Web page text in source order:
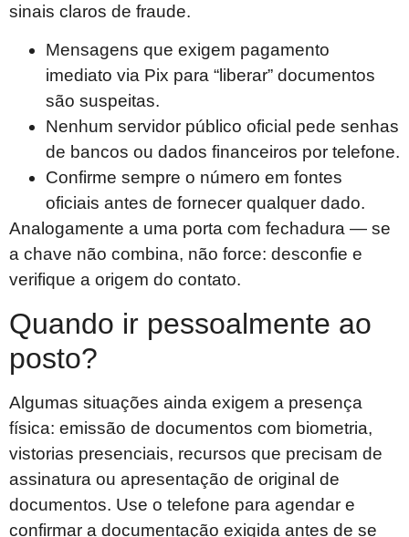
sinais claros de fraude.
Mensagens que exigem pagamento
imediato via Pix para “liberar” documentos
são suspeitas.
Nenhum servidor público oficial pede senhas
de bancos ou dados financeiros por telefone.
Confirme sempre o número em fontes
oficiais antes de fornecer qualquer dado.
Analogamente a uma porta com fechadura — se
a chave não combina, não force: desconfie e
verifique a origem do contato.
Quando ir pessoalmente ao
posto?
Algumas situações ainda exigem a presença
física: emissão de documentos com biometria,
vistorias presenciais, recursos que precisam de
assinatura ou apresentação de original de
documentos. Use o telefone para agendar e
confirmar a documentação exigida antes de se